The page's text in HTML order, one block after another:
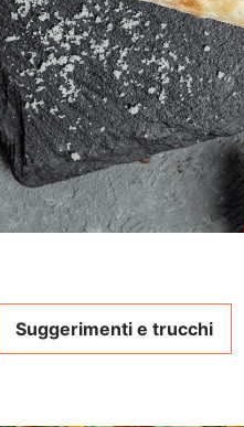
Suggerimenti e trucchi